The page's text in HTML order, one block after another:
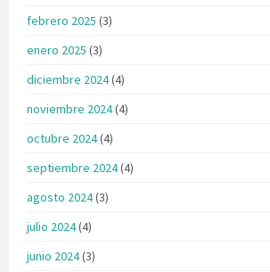
febrero 2025 (3)
enero 2025 (3)
diciembre 2024(4)
noviembre 2024(4)
octubre 2024(4)
septiembre 2024(4)
agosto 2024(3)
julio 2024(4)
junio 2024(3)